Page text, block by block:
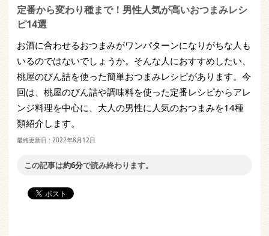
定番から変わり種まで！男性人気が高いおつまみレシ
ピ14選
お酒に合わせるおつまみがワンパターンになりがちな人も
いるのではないでしょうか。そんな人におすすめしたい、
桃屋のびん詰を使った簡単おつまみレシピがあります。今
回は、桃屋のびん詰や調味料を使った定番レシピからアレ
ンジ料理を中心に、大人の男性に人気のおつまみを14種
類紹介します。
最終更新日 : 2022年8月12日
この記事は約6分で読み終わります。